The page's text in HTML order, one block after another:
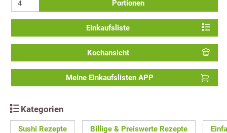
Portionen
Einkaufsliste
Kochansicht
Meine Einkaufslisten APP
Kategorien
Sushi Rezepte Billige & Preiswerte Rezepte